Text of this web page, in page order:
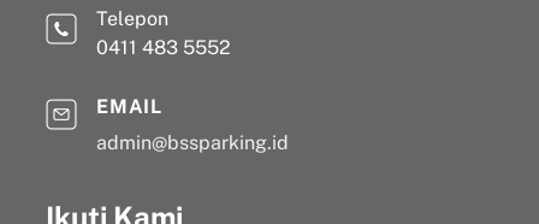
Telepon
0411 483 5552
EMAIL
admin@bssparking.id
Ikuti Kami